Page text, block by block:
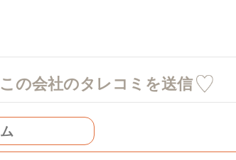
この会社のタレコミを送信